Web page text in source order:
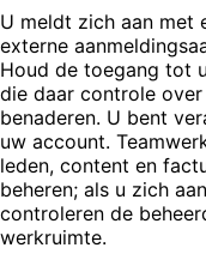
U meldt zich aan met
externe
Houd de toegang tot
die daar controle
benaderen. U bent
uw account.
leden, content en
beheren; als u zich
controleren de
werkruimte.